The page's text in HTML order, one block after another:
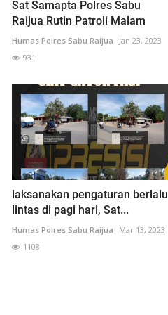
Sat Samapta Polres Sabu
Raijua Rutin Patroli Malam
Humas Polres Sabu Raijua
Jan 23, 2023
931
laksanakan pengaturan berlalu
lintas di pagi hari, Sat...
Humas Polres Sabu Raijua
Mar 13, 2023
1108